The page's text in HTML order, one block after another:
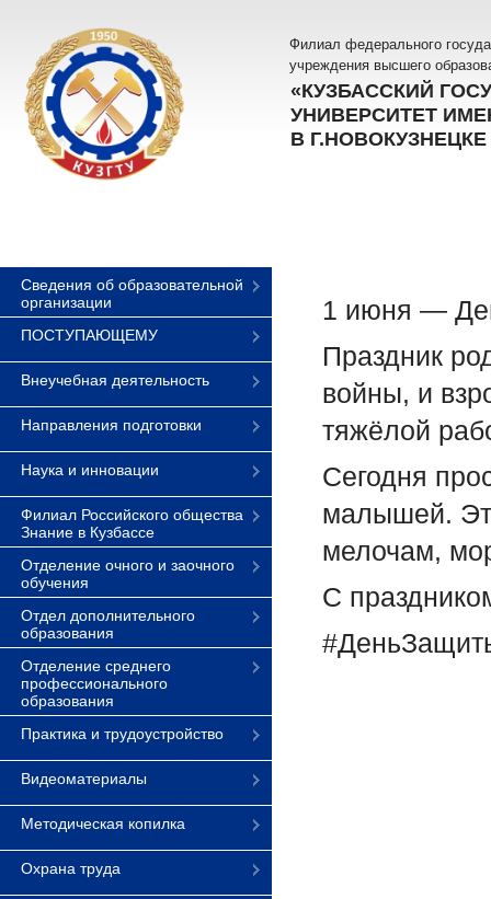
Филиал федерального
учреждения высшего
«КУЗБАССКИЙ
УНИВЕРСИТЕТ
В Г.НОВОКУЗНЕЦКЕ
Сведения об образовательной
организации
ПОСТУПАЮЩЕМУ
Внеучебная деятельность
Направления подготовки
Наука и инновации
Филиал Российского общества
Знание в Кузбассе
Отделение очного и заочного
обучения
Отдел дополнительного
образования
Отделение среднего
профессионального
образования
Практика и трудоустройство
Видеоматериалы
Методическая копилка
Охрана труда
1 июня —
Праздник
войны, и
тяжёлой
Сегодня
малышей.
мелочам,
С